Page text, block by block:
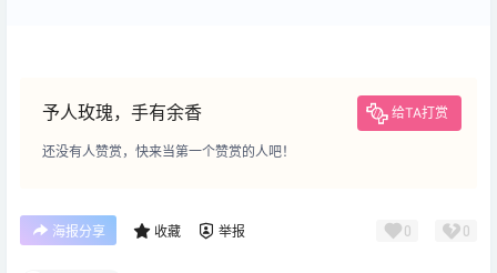
予人玫瑰，手有余香 给TA打赏
还没有人赞赏，快来当第一个赞赏的人吧！
海报分享 收藏 举报 0 0